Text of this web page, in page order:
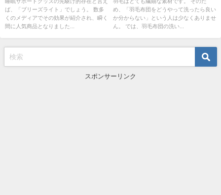
ば、「ブリーズライト」でしょう。 数多
くのメディアでその効果が紹介され、瞬く
間に人気商品となりました...
め、「羽毛布団をどうやって洗ったら良い
か分からない」という人は少なくありませ
ん。 では、羽毛布団の洗い...
スポンサーリンク